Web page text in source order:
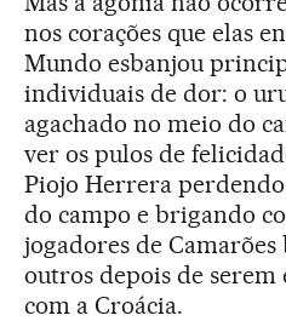
nos corações que elas
Mundo esbanjou
individuais de dor: o
agachado no meio do
ver os pulos de
Piojo Herrera
do campo e brigando
jogadores de Camarões
outros depois de
com a Croácia.